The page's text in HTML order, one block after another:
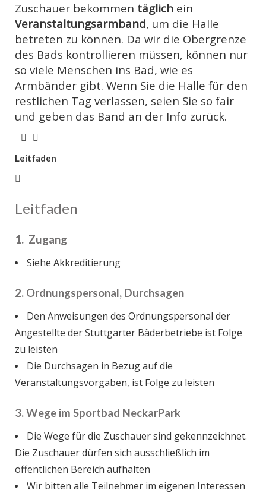
Zuschauer bekommen täglich ein
Veranstaltungsarmband, um die Halle
betreten zu können. Da wir die Obergrenze
des Bads kontrollieren müssen, können nur
so viele Menschen ins Bad, wie es
Armbänder gibt. Wenn Sie die Halle für den
restlichen Tag verlassen, seien Sie so fair
und geben das Band an der Info zurück.
Leitfaden
Leitfaden
1. Zugang
Siehe Akkreditierung
2. Ordnungspersonal, Durchsagen
Den Anweisungen des Ordnungspersonal der
Angestellte der Stuttgarter Bäderbetriebe ist Folge
zu leisten
Die Durchsagen in Bezug auf die
Veranstaltungsvorgaben, ist Folge zu leisten
3. Wege im Sportbad NeckarPark
Die Wege für die Zuschauer sind gekennzeichnet.
Die Zuschauer dürfen sich ausschließlich im
öffentlichen Bereich aufhalten
Wir bitten alle Teilnehmer im eigenen Interessen